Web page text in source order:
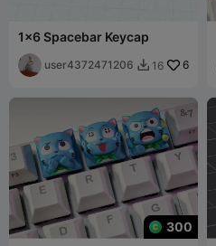
1x6 Spacebar Keycap
user4372471206  16 6
300